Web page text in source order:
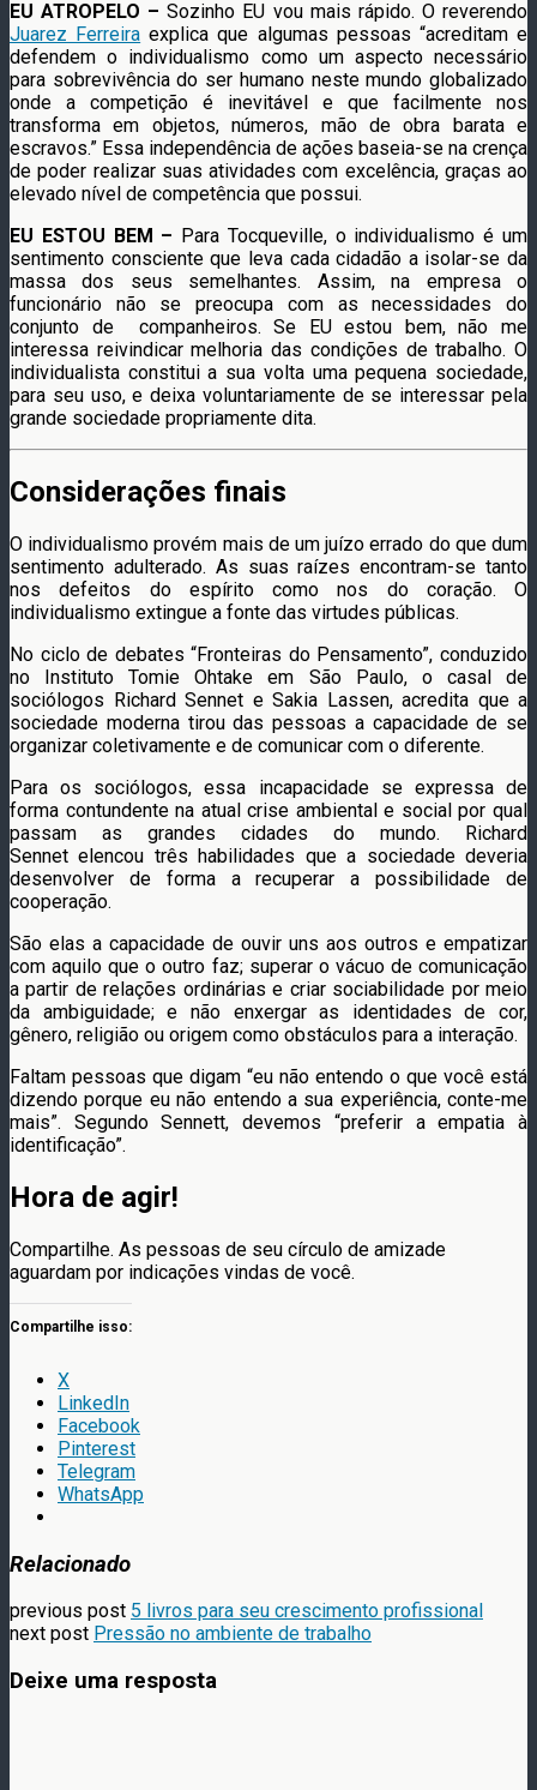
EU ATROPELO –Sozinho EU vou mais rápido. O reverendo
Juarez Ferreira explica que algumas pessoas “acreditam e
defendem o individualismo como um aspecto necessário
para sobrevivência do ser humano neste mundo globalizado
onde a competição é inevitável e que facilmente nos
transforma em objetos, números, mão de obra barata e
escravos.” Essa independência de ações baseia-se na crença
de poder realizar suas atividades com excelência, graças ao
elevado nível de competência que possui.
EU ESTOU BEM – Para Tocqueville, o individualismo é um
sentimento consciente que leva cada cidadão a isolar-se da
massa dos seus semelhantes. Assim, na empresa o
funcionário não se preocupa com as necessidades do
conjunto de companheiros. Se EU estou bem, não me
interessa reivindicar melhoria das condições de trabalho. O
individualista constitui a sua volta uma pequena sociedade,
para seu uso, e deixa voluntariamente de se interessar pela
grande sociedade propriamente dita.
Considerações finais
O individualismo provém mais de um juízo errado do que dum
sentimento adulterado. As suas raízes encontram-se tanto
nos defeitos do espírito como nos do coração. O
individualismo extingue a fonte das virtudes públicas.
No ciclo de debates “Fronteiras do Pensamento”, conduzido
no Instituto Tomie Ohtake em São Paulo, o casal de
sociólogos Richard Sennet e Sakia Lassen, acredita que a
sociedade moderna tirou das pessoas a capacidade de se
organizar coletivamente e de comunicar com o diferente.
Para os sociólogos, essa incapacidade se expressa de
forma contundente na atual crise ambiental e social por qual
passam as grandes cidades do mundo. Richard
Sennet elencou três habilidades que a sociedade deveria
desenvolver de forma a recuperar a possibilidade de
cooperação.
São elas a capacidade de ouvir uns aos outros e empatizar
com aquilo que o outro faz; superar o vácuo de comunicação
a partir de relações ordinárias e criar sociabilidade por meio
da ambiguidade; e não enxergar as identidades de cor,
gênero, religião ou origem como obstáculos para a interação.
Faltam pessoas que digam “eu não entendo o que você está
dizendo porque eu não entendo a sua experiência, conte-me
mais”. Segundo Sennett, devemos “preferir a empatia à
identificação”.
Hora de agir!
Compartilhe. As pessoas de seu círculo de amizade
aguardam por indicações vindas de você.
Compartilhe isso:
X
LinkedIn
Facebook
Pinterest
Telegram
WhatsApp
Relacionado
previous post 5 livros para seu crescimento profissional
next post Pressão no ambiente de trabalho
Deixe uma resposta